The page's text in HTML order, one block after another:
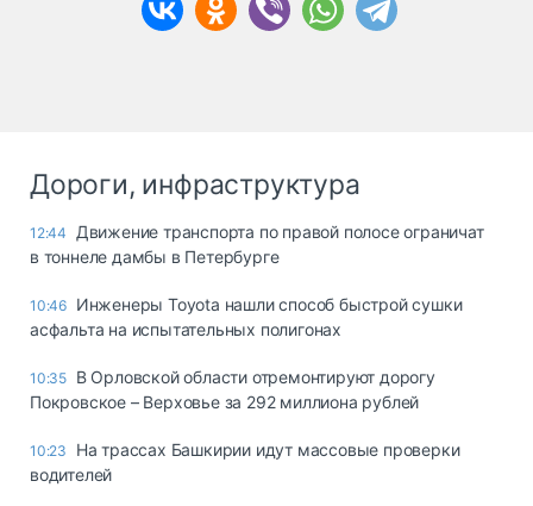
Дороги, инфраструктура
12:44
Движение транспорта по правой полосе ограничат
в тоннеле дамбы в Петербурге
10:46 Инженеры Toyota нашли способ быстрой сушки
асфальта на испытательных полигонах
10:35 В Орловской области отремонтируют дорогу
Покровское – Верховье за 292 миллиона рублей
10:23
На трассах Башкирии идут массовые проверки
водителей